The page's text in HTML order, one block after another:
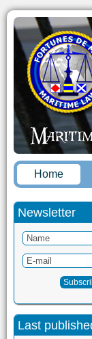
Home
Newsletter
Last